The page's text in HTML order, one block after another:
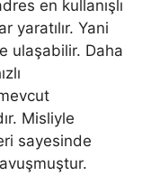
en kullanışlı
yaratılır. Yani
ulaşabilir. Daha
Misliyle
sayesinde